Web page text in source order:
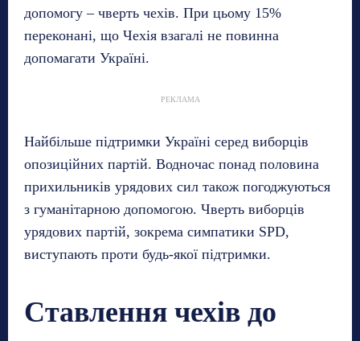
допомогу – чверть чехів. При цьому 15%
переконані, що Чехія взагалі не повинна
допомагати Україні.
РЕКЛАМА
Найбільше підтримки Україні серед виборців
опозиційних партій. Водночас понад половина
прихильників урядових сил також погоджуються
з гуманітарною допомогою. Чверть виборців
урядових партій, зокрема симпатики SPD,
виступають проти будь-якої підтримки.
Ставлення чехів до